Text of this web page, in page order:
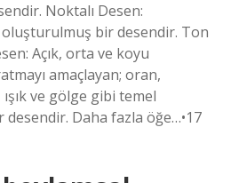
Noktalı Desen:
bir desendir. Ton
Açık, orta ve koyu
amaçlayan; oran,
ve gölge gibi temel
Daha fazla öğe…•17